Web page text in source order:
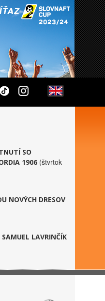
SO
1906 (štvrtok
NOVÝCH DRESOV
LAVRINČÍK